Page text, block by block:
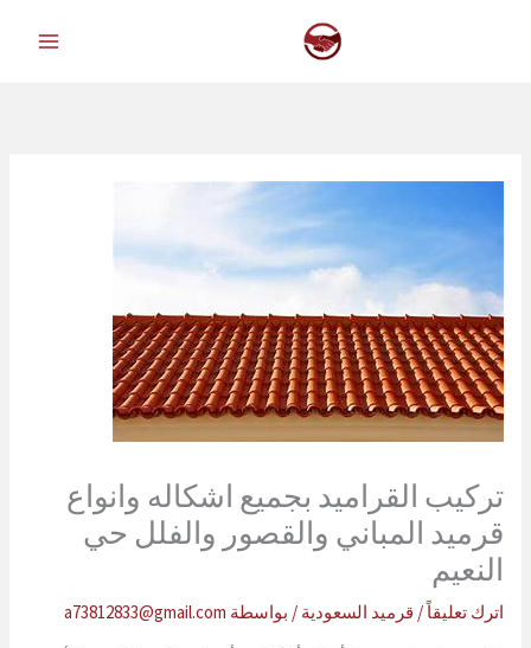
تركيب القراميد بجميع اشكاله وانواع
قرميد المباني والقصور والفلل حي
النعيم
اترك تعليقاً/ قرميد السعودية / بواسطة a73812833@gmail.com